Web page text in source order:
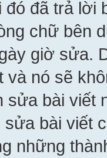
đã trả lời
chữ bên
giờ sửa.
và nó sẽ
sửa bài viết
bài viết
những